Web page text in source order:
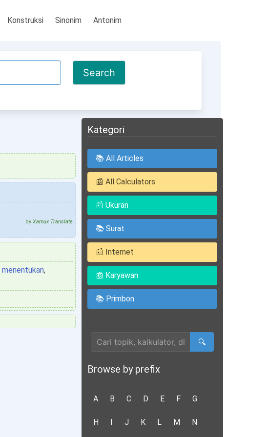
Konstruksi Sinonim Antonim
by Xamux Translate
menentukan,
Kategori
📚 All Articles
📰 All Calculators
📰 Ukuran
📚 Surat
📰 Internet
📰 Karyawan
📚 Primbon
🔍
Browse by prefix
A B C D E F G
H I J K L M N